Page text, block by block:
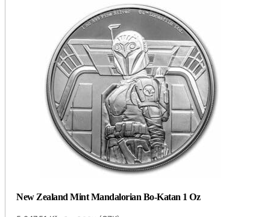
New Zealand Mint Mandalorian Bo-Katan 1 Oz